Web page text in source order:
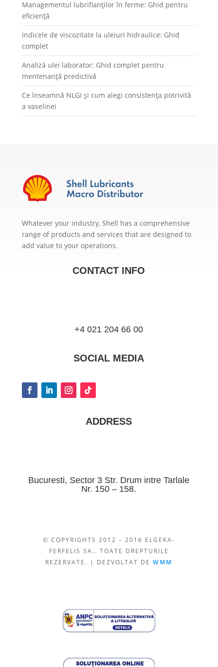
Managementul lubrifianților în ferme: Ghid pentru
eficiență
Indicele de viscozitate la uleiuri hidraulice: Ghid
complet
Analiză ulei laborator: Ghid complet pentru
mentenanță predictivă
Ce înseamnă NLGI și cum alegi consistența potrivită
a vaselinei
Whatever your industry, Shell has a comprehensive
range of products and services that are designed to
add value to your operations.
CONTACT INFO
+4 021 204 66 00
SOCIAL MEDIA
ADDRESS
Bucuresti, Sector 3 Str. Drum intre Tarlale
Nr. 150 – 158.
© COPYRIGHTS 2012 – 2016 ELGEKA-
FERFELIS SA.. TOATE DREPTURILE
REZERVATE. | DEZVOLTAT DEWMM